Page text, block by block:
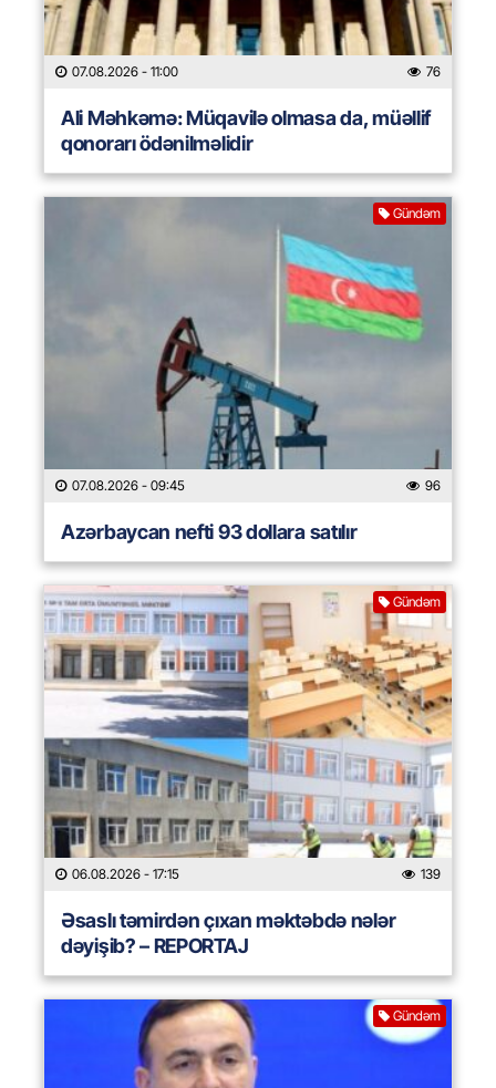
07.08.2026 - 11:00 76
Ali Məhkəmə: Müqavilə olmasa da, müəllif
qonorarı ödənilməlidir
Gündəm
07.08.2026 - 09:45 96
Azərbaycan nefti 93 dollara satılır
Gündəm
06.08.2026 - 17:15 139
Əsaslı təmirdən çıxan məktəbdə nələr
dəyişib? – REPORTAJ
Gündəm